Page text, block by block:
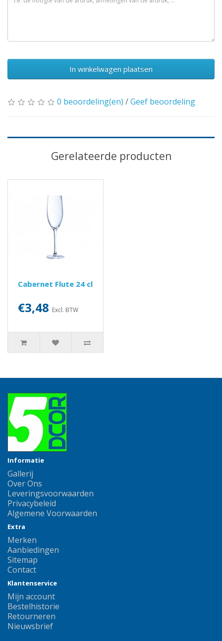
In winkelwagen plaatsen
0 beoordeling(en) /Geef beoordeling
Gerelateerde producten
Cabernet Flute 24 cl
€3,48 Excl. BTW
Informatie
Gallerij
Over Ons
Leveringsvoorwaarden
Privacybeleid
Algemene Voorwaarden
Extra
Merken
Aanbiedingen
Sitemap
Contact
Klantenservice
Mijn account
Bestelhistorie
Retourneren
Nieuwsbrief